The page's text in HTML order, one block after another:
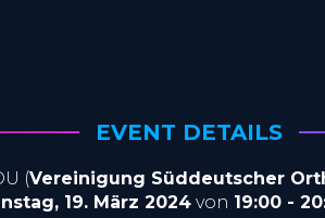
EVENT DETAILS
(Vereinigung Süddeutscher
19. März 2024 von 19:00 -